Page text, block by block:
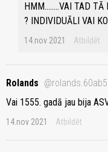
HMM........VAI TAD
? INDIVIDUĀLI VAI
14.nov 2021 Atbildēt
Rolands
Vai 1555. gadā jau bija
14.nov 2021 Atbildēt